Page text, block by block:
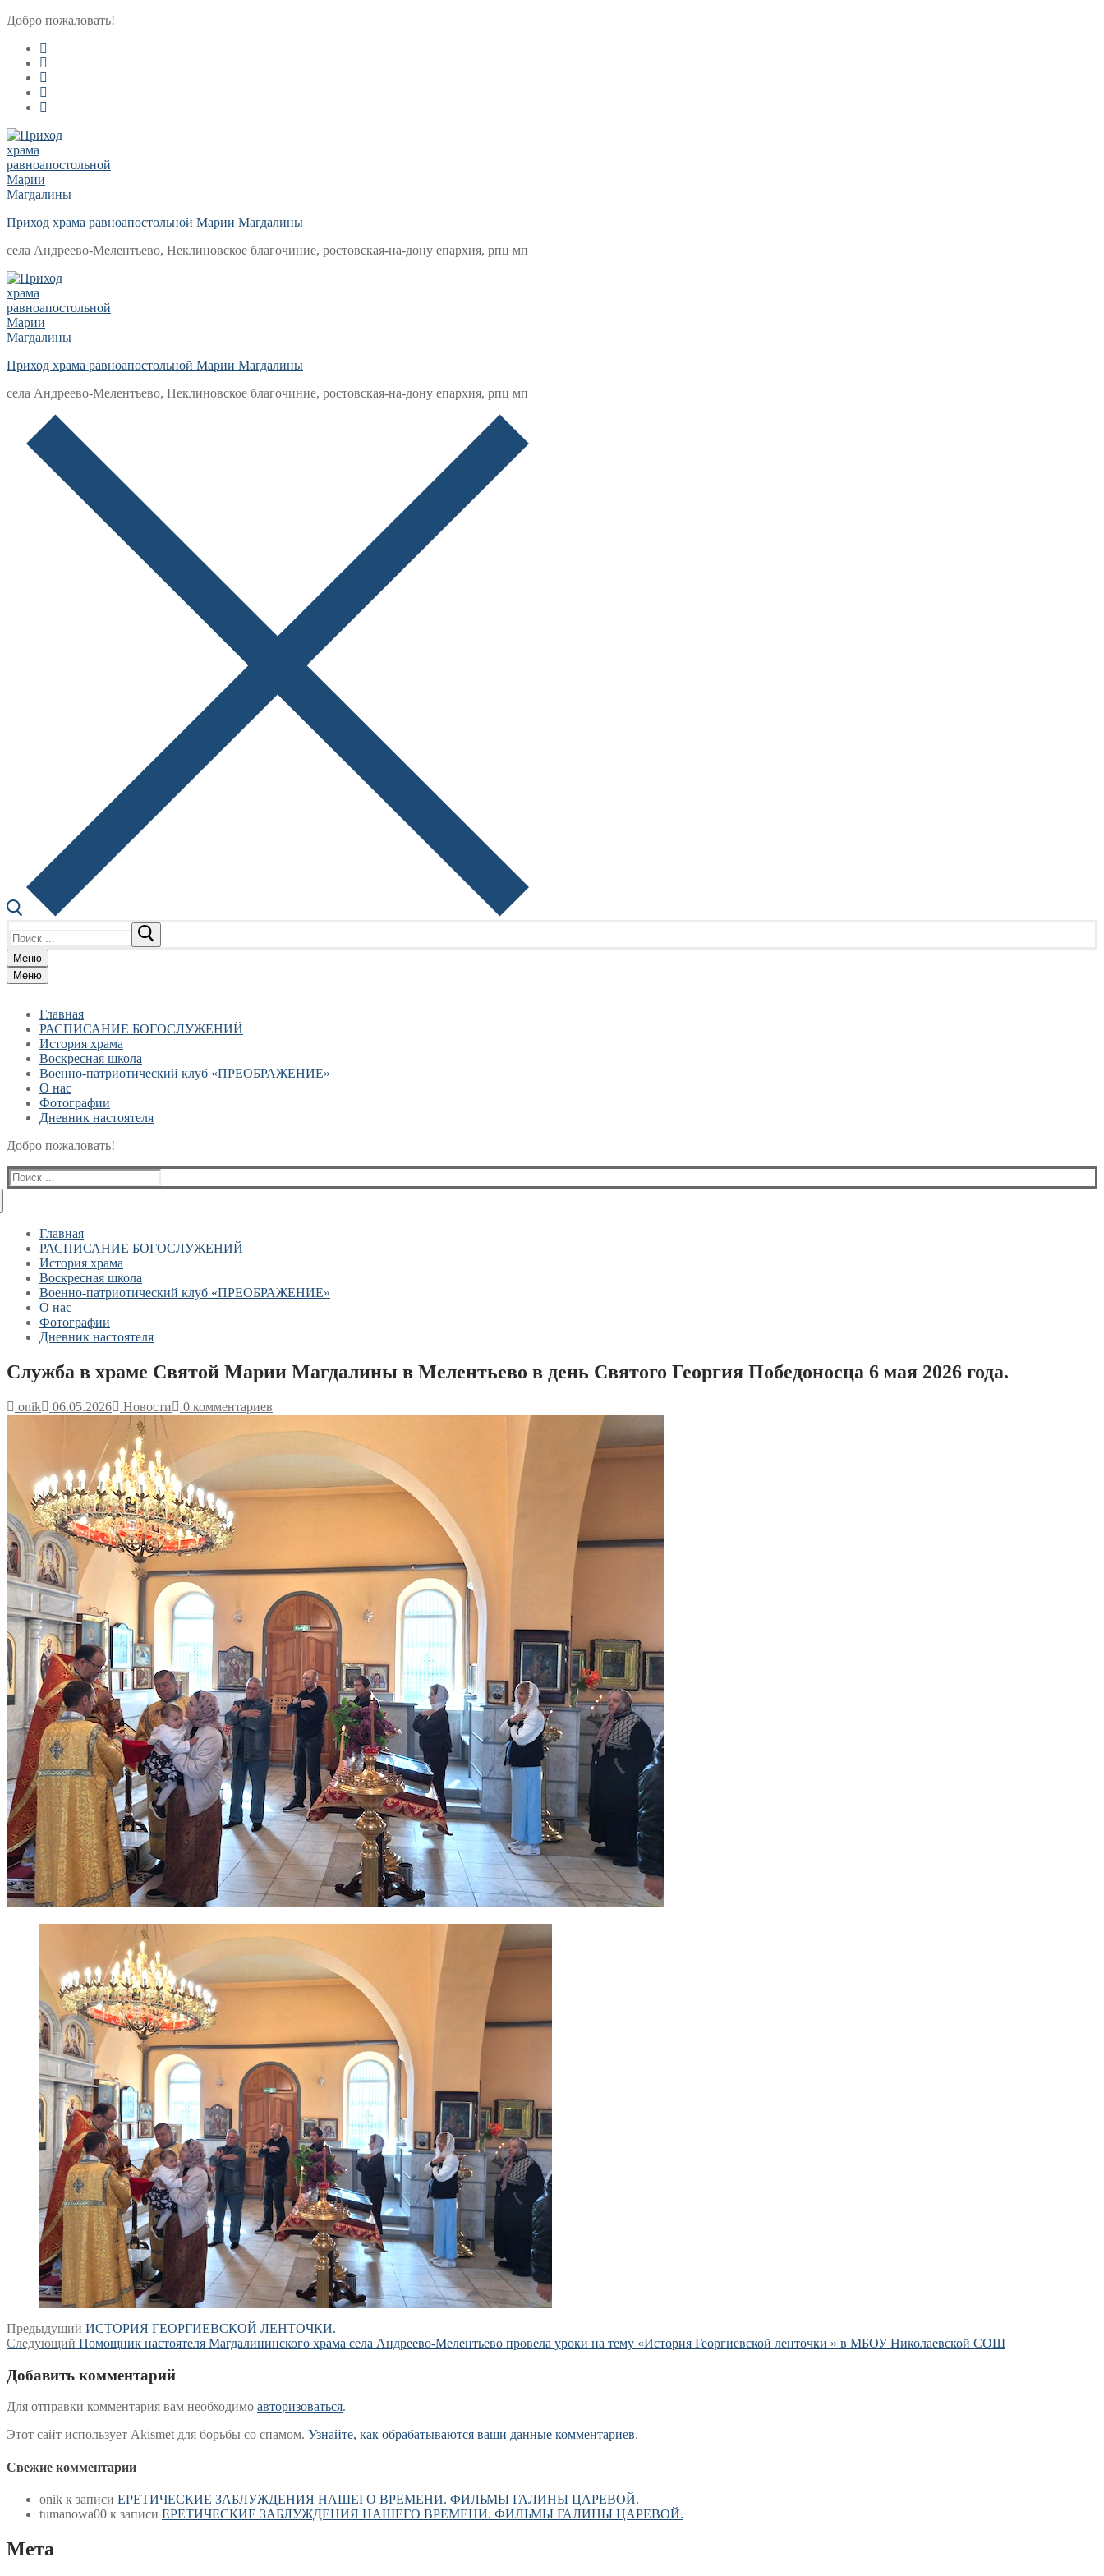
Перейти
содержимому
Меню
Закрыть
Добро пожаловать!
Приход храма равноапостольной Марии Магдалины
села Андреево-Мелентьево, Неклиновское благочиние, ростовская-на-дону епархия, рпц мп
Приход храма равноапостольной Марии Магдалины
села Андреево-Мелентьево, Неклиновское благочиние, ростовская-на-дону епархия, рпц мп
Меню
Меню
Главная
РАСПИСАНИЕ БОГОСЛУЖЕНИЙ
История храма
Воскресная школа
Военно-патриотический клуб «ПРЕОБРАЖЕНИЕ»
О нас
Фотографии
Дневник настоятеля
Добро пожаловать!
Найти:
Главная
РАСПИСАНИЕ БОГОСЛУЖЕНИЙ
История храма
Воскресная школа
Военно-патриотический клуб «ПРЕОБРАЖЕНИЕ»
О нас
Фотографии
Дневник настоятеля
Служба в храме Святой Марии Магдалины в Мелентьево в день Святого Георгия Победоносца 6 мая 2026 года.
onik 06.05.2026 Новости 0 комментариев
Навигация
по
записям
Предыдущий Предыдущая
запись:
ИСТОРИЯ ГЕОРГИЕВСКОЙ ЛЕНТОЧКИ.
Следующий Следующая
Помощник настоятеля Магдалининского храма села Андреево-Мелентьево провела уроки на тему «История Георгиевской ленточки » в МБОУ Николаевской СОШ
Добавить комментарий
Для отправки комментария вам необходимо авторизоваться.
Этот сайт использует Akismet для борьбы со спамом. Узнайте, как обрабатываются ваши данные комментариев.
Свежие комментарии
onik к записи ЕРЕТИЧЕСКИЕ ЗАБЛУЖДЕНИЯ НАШЕГО ВРЕМЕНИ. ФИЛЬМЫ ГАЛИНЫ ЦАРЕВОЙ.
tumanowa00 к записи ЕРЕТИЧЕСКИЕ ЗАБЛУЖДЕНИЯ НАШЕГО ВРЕМЕНИ. ФИЛЬМЫ ГАЛИНЫ ЦАРЕВОЙ.
Мета